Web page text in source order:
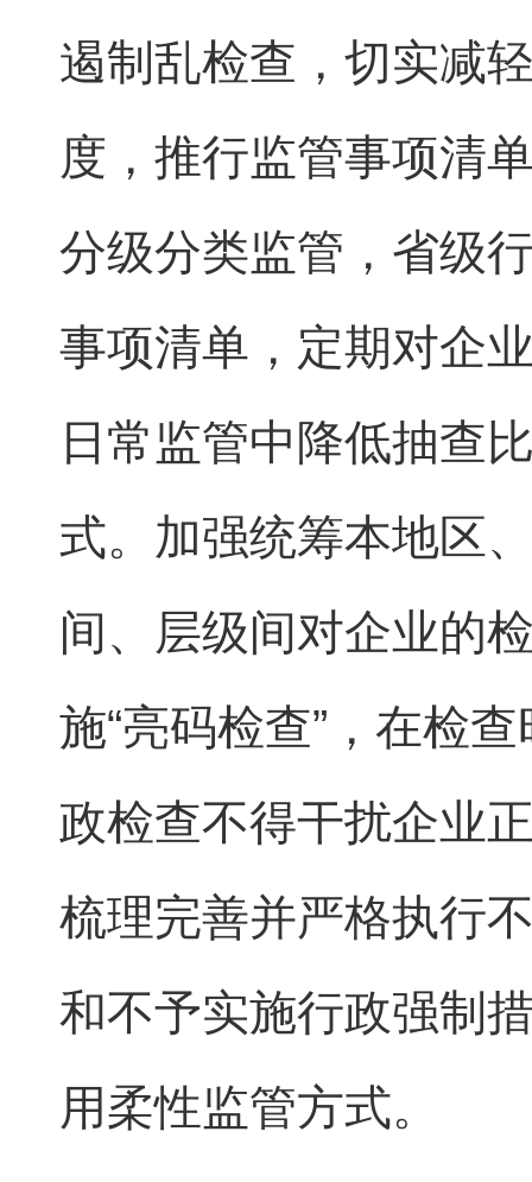
遏制乱检查，切实减
度，推行监管事项清
分级分类监管，省级
事项清单，定期对企
日常监管中降低抽查
式。加强统筹本地区
间、层级间对企业的
施“亮码检查”，在检
政检查不得干扰企业
梳理完善并严格执行
和不予实施行政强制
用柔性监管方式。